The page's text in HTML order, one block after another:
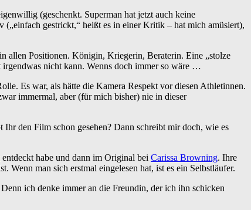
(geschenkt. Superman hat jetzt auch keine
gestrickt,“ heißt es in einer Kritik – hat mich amüsiert),
allen Positionen. Königin, Kriegerin, Beraterin. Eine „stolze
irgendwas nicht kann. Wenns doch immer so wäre …
Es war, als hätte die Kamera Respekt vor diesen Athletinnen.
immermal, aber (für mich bisher) nie in dieser
Ihr den Film schon gesehen? Dann schreibt mir doch, wie es
entdeckt habe und dann im Original bei Carissa Browning. Ihre
Wenn man sich erstmal eingelesen hat, ist es ein Selbstläufer.
ich denke immer an die Freundin, der ich ihn schicken